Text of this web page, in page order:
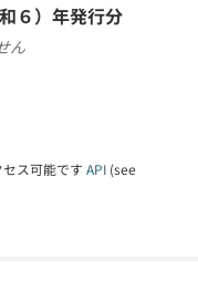
６）年発行分
ん
ス可能です API (see